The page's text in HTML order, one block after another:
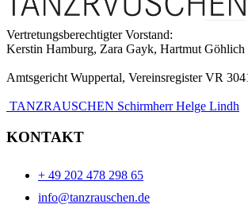
Vertretungsberechtigter Vorstand:
Kerstin Hamburg, Zara Gayk, Hartmut Göhlich
Amtsgericht Wuppertal, Vereinsregister VR
TANZRAUSCHEN Schirmherr Helge Lindh
KONTAKT
+ 49 202 478 298 65
info@tanzrauschen.de